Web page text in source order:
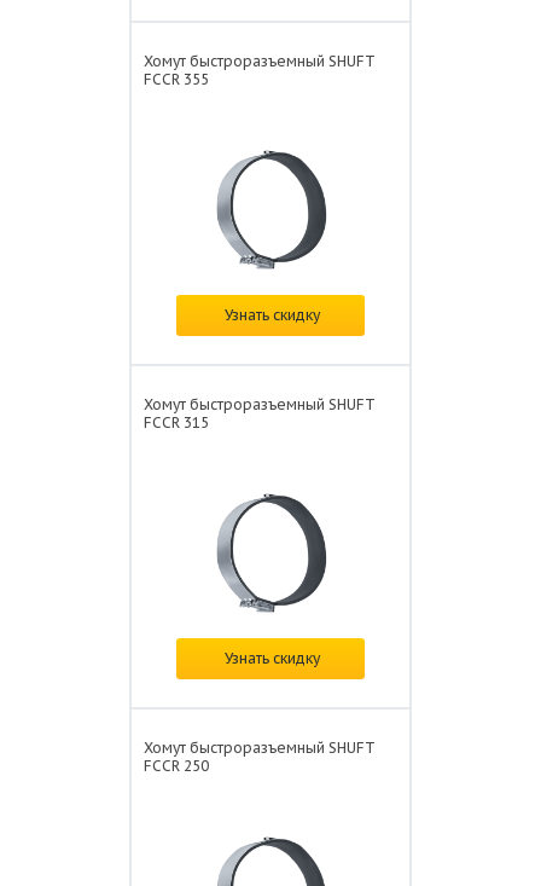
Хомут быстроразъемный SHUFT
FCCR 355
Цена: от777 ₽/шт.
Узнать скидку
Хомут быстроразъемный SHUFT
FCCR 315
Цена: от693 ₽/шт.
Узнать скидку
Хомут быстроразъемный SHUFT
FCCR 250